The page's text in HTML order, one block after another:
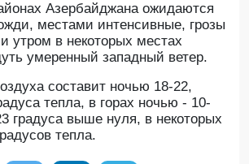
Азербайджана ожидаются
местами интенсивные, грозы
утром в некоторых местах
умеренный западный ветер.
составит ночью 18-22,
тепла, в горах ночью - 10-
градуса выше нуля, в некоторых
тепла.